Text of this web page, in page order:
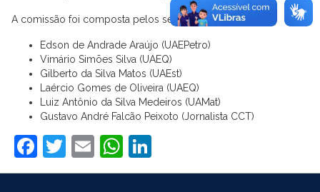
A comissão foi composta pelos seguintes membros:
Edson de Andrade Araújo (UAEPetro)
Vimário Simões Silva (UAEQ)
Gilberto da Silva Matos (UAEst)
Laércio Gomes de Oliveira (UAEQ)
Luiz Antônio da Silva Medeiros (UAMat)
Gustavo André Falcão Peixoto (Jornalista CCT)
Facebook
Twitter
EmailWhatsApp